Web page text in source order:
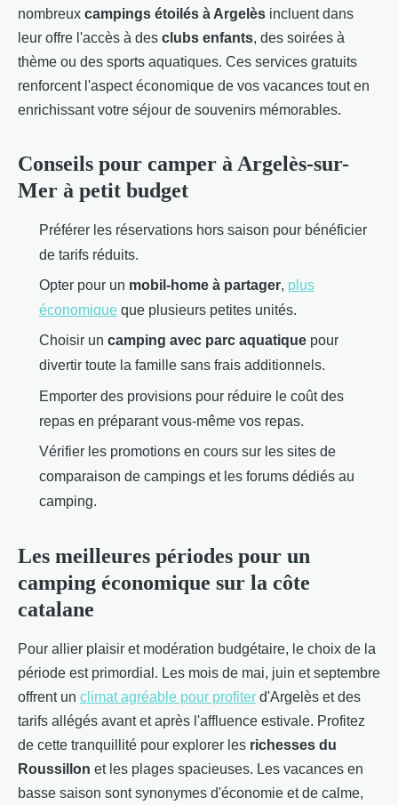
nombreux campings étoilés à Argelès incluent dans
leur offre l'accès à des clubs enfants, des soirées à
thème ou des sports aquatiques. Ces services gratuits
renforcent l'aspect économique de vos vacances tout en
enrichissant votre séjour de souvenirs mémorables.
Conseils pour camper à Argelès-sur-
Mer à petit budget
Préférer les réservations hors saison pour bénéficier
de tarifs réduits.
Opter pour un mobil-home à partager, plus
économique que plusieurs petites unités.
Choisir un camping avec parc aquatique pour
divertir toute la famille sans frais additionnels.
Emporter des provisions pour réduire le coût des
repas en préparant vous-même vos repas.
Vérifier les promotions en cours sur les sites de
comparaison de campings et les forums dédiés au
camping.
Les meilleures périodes pour un
camping économique sur la côte
catalane
Pour allier plaisir et modération budgétaire, le choix de la
période est primordial. Les mois de mai, juin et septembre
offrent un climat agréable pour profiter d'Argelès et des
tarifs allégés avant et après l'affluence estivale. Profitez
de cette tranquillité pour explorer les richesses du
Roussillon et les plages spacieuses. Les vacances en
basse saison sont synonymes d'économie et de calme,